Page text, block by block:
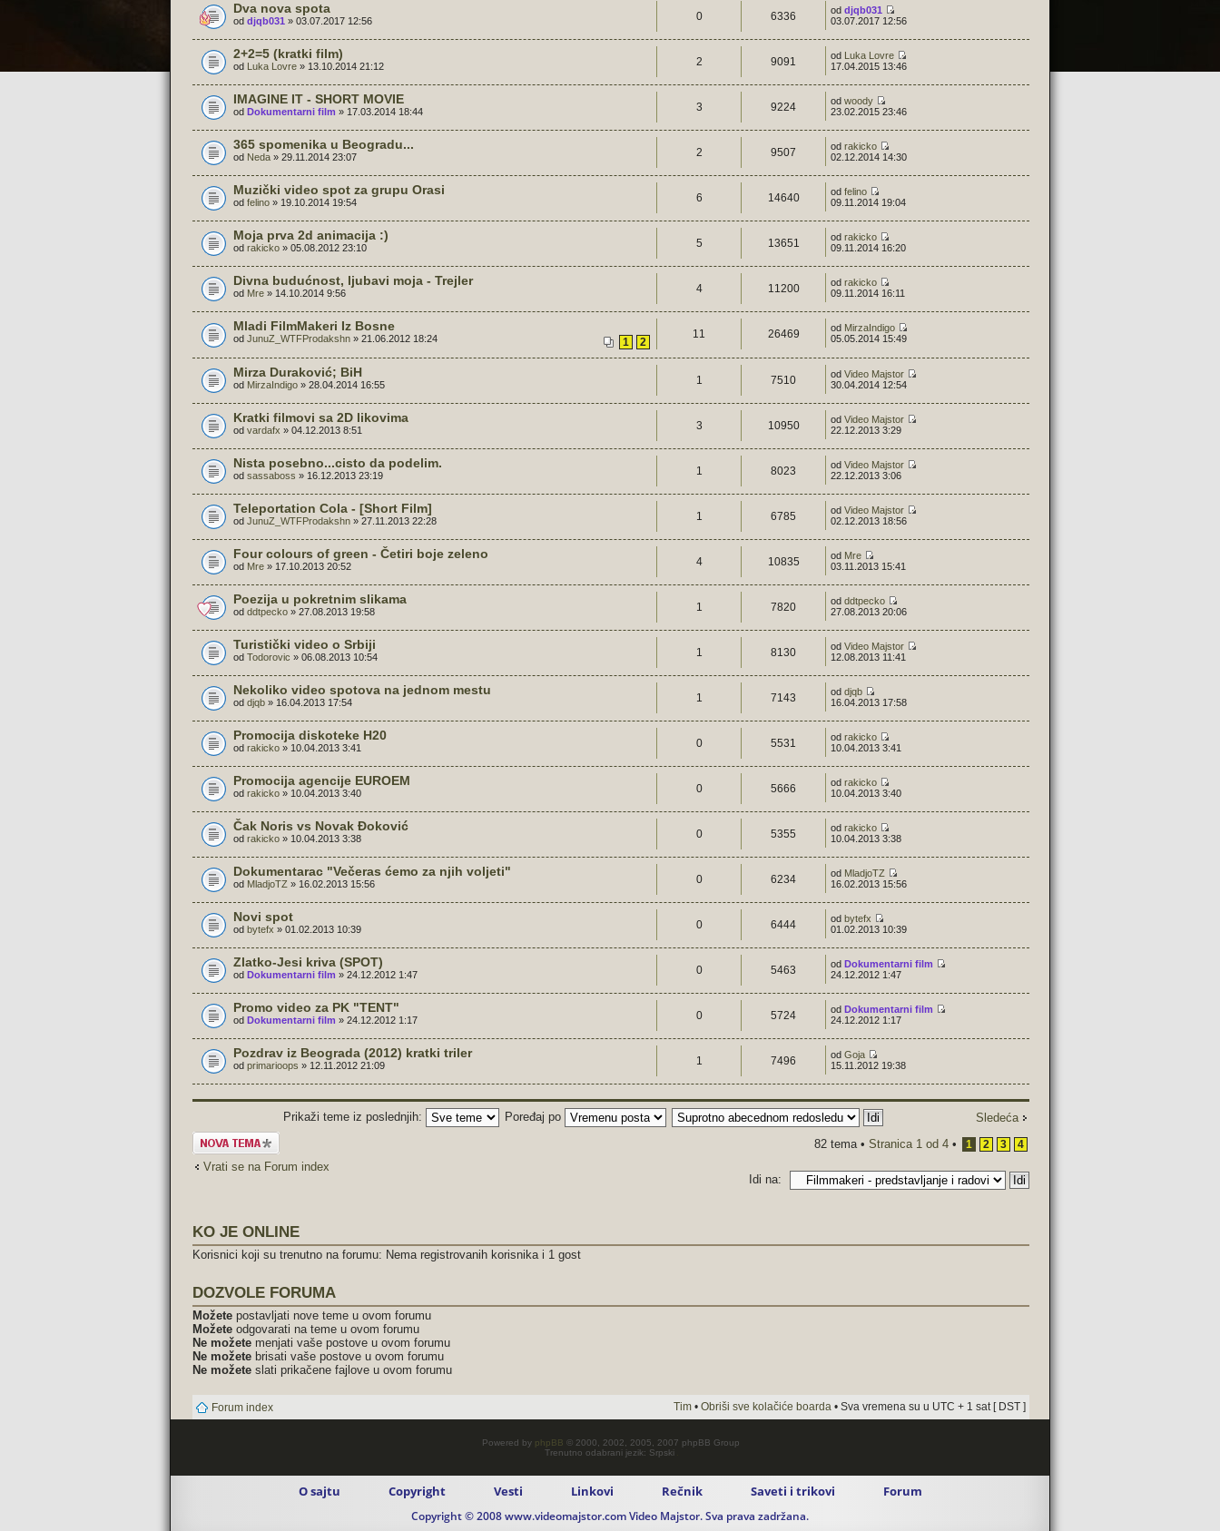
Dva nova spota
od djqb031 » 03.07.2017 12:56 0 6336 oddjqb031
03.07.2017 12:56
2+2=5 (kratki film)
od Luka Lovre » 13.10.2014 21:12 2 9091 od Luka Lovre
17.04.2015 13:46
IMAGINE IT - SHORT MOVIE
od Dokumentarni film » 17.03.2014 18:44 3 9224 odwoody
23.02.2015 23:46
365 spomenika u Beogradu...
od Neda » 29.11.2014 23:07 2 9507 odrakicko
02.12.2014 14:30
Muzički video spot za grupu Orasi
od felino » 19.10.2014 19:54 6 14640 odfelino
09.11.2014 19:04
Moja prva 2d animacija :)
od rakicko » 05.08.2012 23:10 5 13651 odrakicko
09.11.2014 16:20
Divna budućnost, ljubavi moja - Trejler
od Mre » 14.10.2014 9:56 4 11200 odrakicko
09.11.2014 16:11
Mladi FilmMakeri Iz Bosne
1 2
od JunuZ_WTFProdakshn » 21.06.2012 18:24 11 26469 od MirzaIndigo
05.05.2014 15:49
Mirza Duraković; BiH
od MirzaIndigo » 28.04.2014 16:55 1 7510 odVideo Majstor
30.04.2014 12:54
Kratki filmovi sa 2D likovima
od vardafx » 04.12.2013 8:51 3 10950 odVideo Majstor
22.12.2013 3:29
Nista posebno...cisto da podelim.
od sassaboss » 16.12.2013 23:19 1 8023 odVideo Majstor
22.12.2013 3:06
Teleportation Cola - [Short Film]
od JunuZ_WTFProdakshn » 27.11.2013 22:28 1 6785 odVideo Majstor
02.12.2013 18:56
Four colours of green - Četiri boje zeleno
od Mre » 17.10.2013 20:52 4 10835 od Mre
03.11.2013 15:41
Poezija u pokretnim slikama
od ddtpecko » 27.08.2013 19:58 1 7820 odddtpecko
27.08.2013 20:06
Turistički video o Srbiji
od Todorovic » 06.08.2013 10:54 1 8130 odVideo Majstor
12.08.2013 11:41
Nekoliko video spotova na jednom mestu
od djqb » 16.04.2013 17:54 1 7143 oddjqb
16.04.2013 17:58
Promocija diskoteke H20
od rakicko » 10.04.2013 3:41 0 5531 odrakicko
10.04.2013 3:41
Promocija agencije EUROEM
od rakicko » 10.04.2013 3:40 0 5666 odrakicko
10.04.2013 3:40
Čak Noris vs Novak Đoković
od rakicko » 10.04.2013 3:38 0 5355 odrakicko
10.04.2013 3:38
Dokumentarac "Večeras ćemo za njih voljeti"
od MladjoTZ » 16.02.2013 15:56 0 6234 od MladjoTZ
16.02.2013 15:56
Novi spot
od bytefx » 01.02.2013 10:39 0 6444 odbytefx
01.02.2013 10:39
Zlatko-Jesi kriva (SPOT)
od Dokumentarni film » 24.12.2012 1:47 0 5463 odDokumentarni film
24.12.2012 1:47
Promo video za PK "TENT"
od Dokumentarni film » 24.12.2012 1:17 0 5724 odDokumentarni film
24.12.2012 1:17
Pozdrav iz Beograda (2012) kratki triler
od primarioops » 12.11.2012 21:09 1 7496 odGoja
15.11.2012 19:38
Sledeća
Prikaži teme iz poslednjih:
Poređaj po
Započni novu
temu
82 tema • Stranica 1 od 4 • 1 2 3 4
Vrati se na Forum index
Idi na:
KO JE ONLINE
Korisnici koji su trenutno na forumu: Nema registrovanih korisnika i 1 gost
DOZVOLE FORUMA
Možete postavljati nove teme u ovom forumu
Možete odgovarati na teme u ovom forumu
Ne možete menjati vaše postove u ovom forumu
Ne možete brisati vaše postove u ovom forumu
Ne možete slati prikačene fajlove u ovom forumu
Forum index Tim • Obriši sve kolačiće boarda • Sva vremena su u UTC + 1 sat [ DST ]
Powered by phpBB © 2000, 2002, 2005, 2007 phpBB Group
Trenutno odabrani jezik: Srpski
O sajtu Copyright Vesti Linkovi Rečnik Saveti i trikovi Forum
Copyright © 2008 www.videomajstor.com Video Majstor. Sva prava zadržana.